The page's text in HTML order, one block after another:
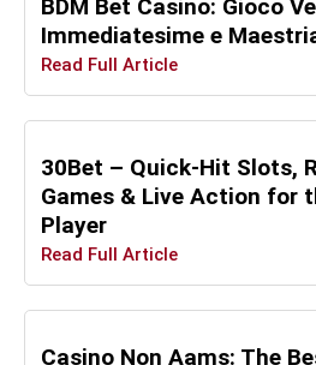
BDM Bet Casino: Gioco
Immediatesime e
Read Full Article
30Bet – Quick‑Hit Slots,
Games & Live Action for
Player
Read Full Article
Casino Non Aams: The